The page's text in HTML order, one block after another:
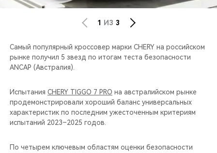
1 ИЗ 3
Cамый популярный кроссовер марки CHERY на российском
рынке получил 5 звезд по итогам теста безопасности
ANCAP (Австралия).
Испытания CHERY TIGGO 7 PRO на австралийском рынке
продемонстрировали хороший баланс универсальных
характеристик по последним ужесточенным критериям
испытаний 2023–2025 годов.
По четырем ключевым областям оценки безопасности